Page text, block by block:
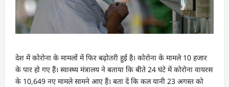
देश में कोरोना के मामलों में फिर बढ़ोतरी हुई है। कोरोना के मामले 10 हजार
के पार हो गए हैं। स्वास्थ्य मंत्रालय ने बताया कि बीते 24 घंटे में कोरोना वायरस
के 10,649 नए मामले सामने आए हैं। बता दें कि कल यानी 23 अगस्त को